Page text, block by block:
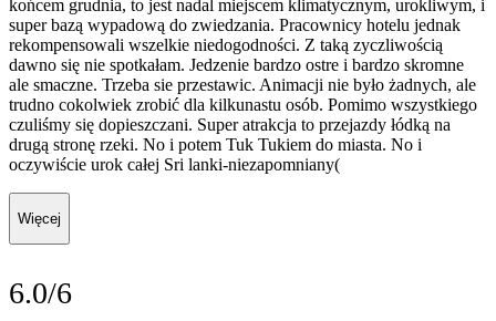
końcem grudnia, to jest nadal miejscem klimatycznym, urokliwym, i
super bazą wypadową do zwiedzania. Pracownicy hotelu jednak
rekompensowali wszelkie niedogodności. Z taką zyczliwością
dawno się nie spotkałam. Jedzenie bardzo ostre i bardzo skromne
ale smaczne. Trzeba sie przestawic. Animacji nie było żadnych, ale
trudno cokolwiek zrobić dla kilkunastu osób. Pomimo wszystkiego
czuliśmy się dopieszczani. Super atrakcja to przejazdy łódką na
drugą stronę rzeki. No i potem Tuk Tukiem do miasta. No i
oczywiście urok całej Sri lanki-niezapomniany(
Więcej
6.0/6